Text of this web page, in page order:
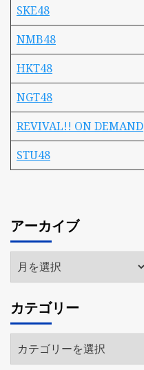
SKE48
NMB48
HKT48
NGT48
REVIVAL!! ON DEMAND
STU48
アーカイブ
ア
ー
イ
ブ
カテゴリー
テ